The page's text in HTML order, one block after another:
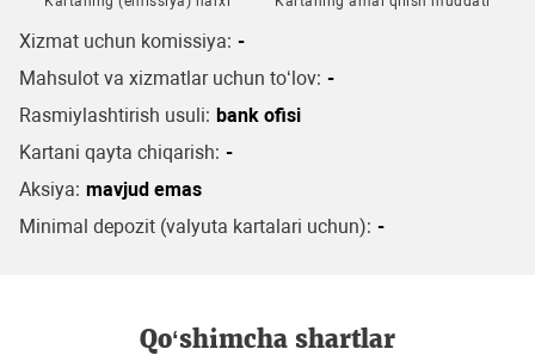
Xizmat uchun komissiya: -
Mahsulot va xizmatlar uchun to‘lov: -
Rasmiylashtirish usuli: bank ofisi
Kartani qayta chiqarish: -
Aksiya: mavjud emas
Minimal depozit (valyuta kartalari uchun): -
Qo‘shimcha shartlar